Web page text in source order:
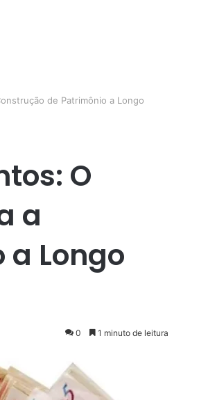
de Patrimônio a Longo
O
a
Longo
0 1 minuto de leitura